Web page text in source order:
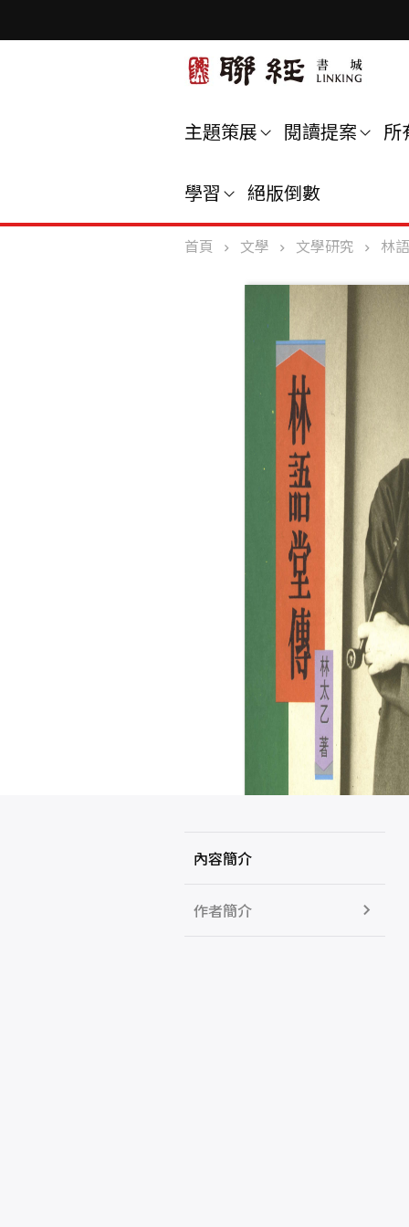
主題策展 閱讀提案 所
學習 絕版倒數
首頁 文學 文學研究 林
內容簡介
作者簡介